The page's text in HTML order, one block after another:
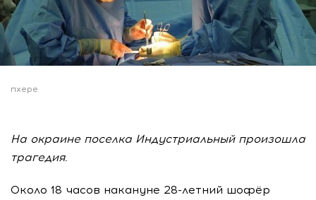
пхере
На окраине поселка Индустриальный произошла
трагедия.
Около 18 часов накануне 28-летний шофёр